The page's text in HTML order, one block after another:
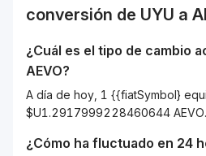
conversión de UYU a
¿Cuál es el tipo de cambio
AEVO?
A día de hoy, 1 {{fiatSymbol}
$U1.2917999228460644 AEVO.
¿Cómo ha fluctuado en 24